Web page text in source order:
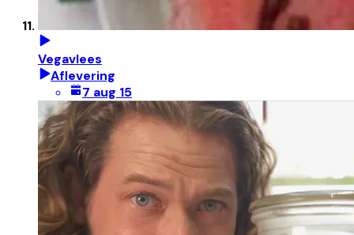
Vegavlees
Aflevering
7 aug 15